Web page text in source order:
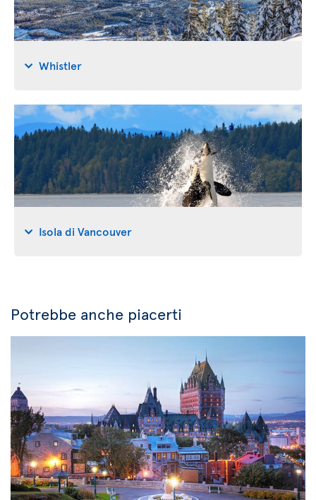
Whistler
Isola di Vancouver
Potrebbe anche piacerti